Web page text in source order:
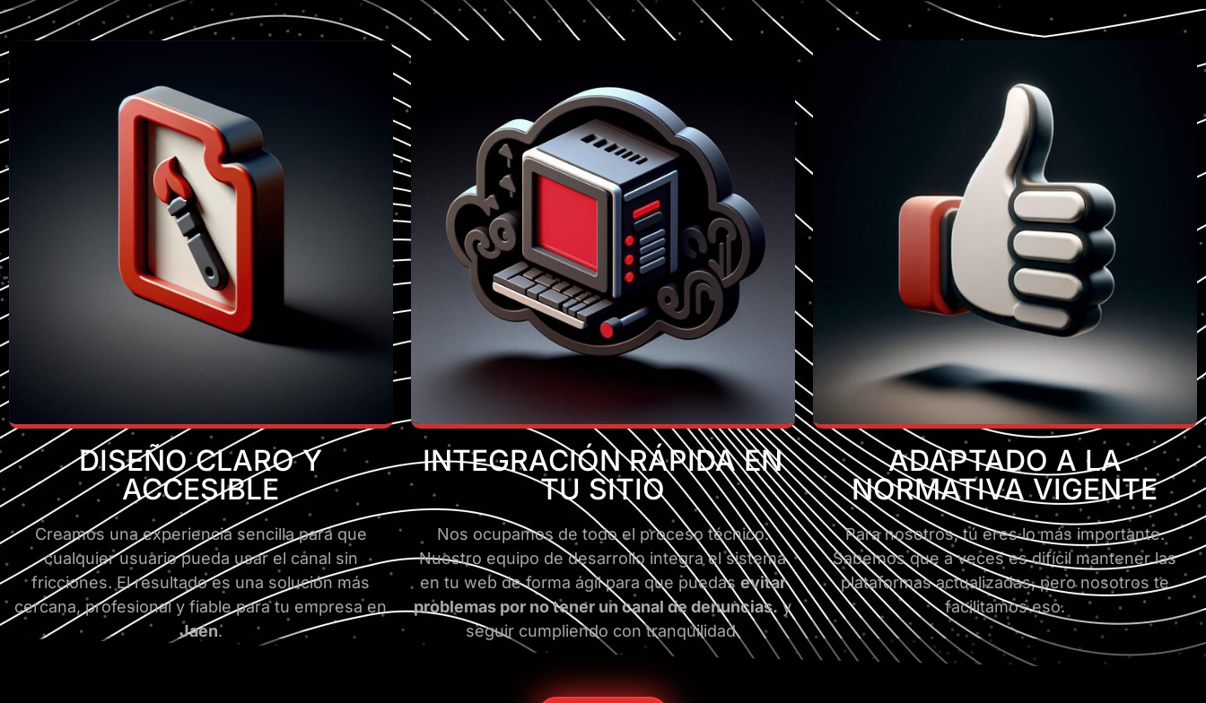
DISEÑO CLARO Y
ACCESIBLE
Creamos una experiencia sencilla para que
cualquier usuario pueda usar el canal sin
fricciones. El resultado es una solución más
cercana, profesional y fiable para tu empresa en
Jaén.
INTEGRACIÓN RÁPIDA EN
TU SITIO
Nos ocupamos de todo el proceso técnico.
Nuestro equipo de desarrollo integra el sistema
en tu web de forma ágil para que puedas evitar
problemas por no tener un canal de denuncias.y
seguir cumpliendo con tranquilidad.
ADAPTADO A LA
NORMATIVA VIGENTE
Para nosotros, tú eres lo más importante.
Sabemos que a veces es difícil mantener las
plataformas actualizadas, pero nosotros te
facilitamos eso.